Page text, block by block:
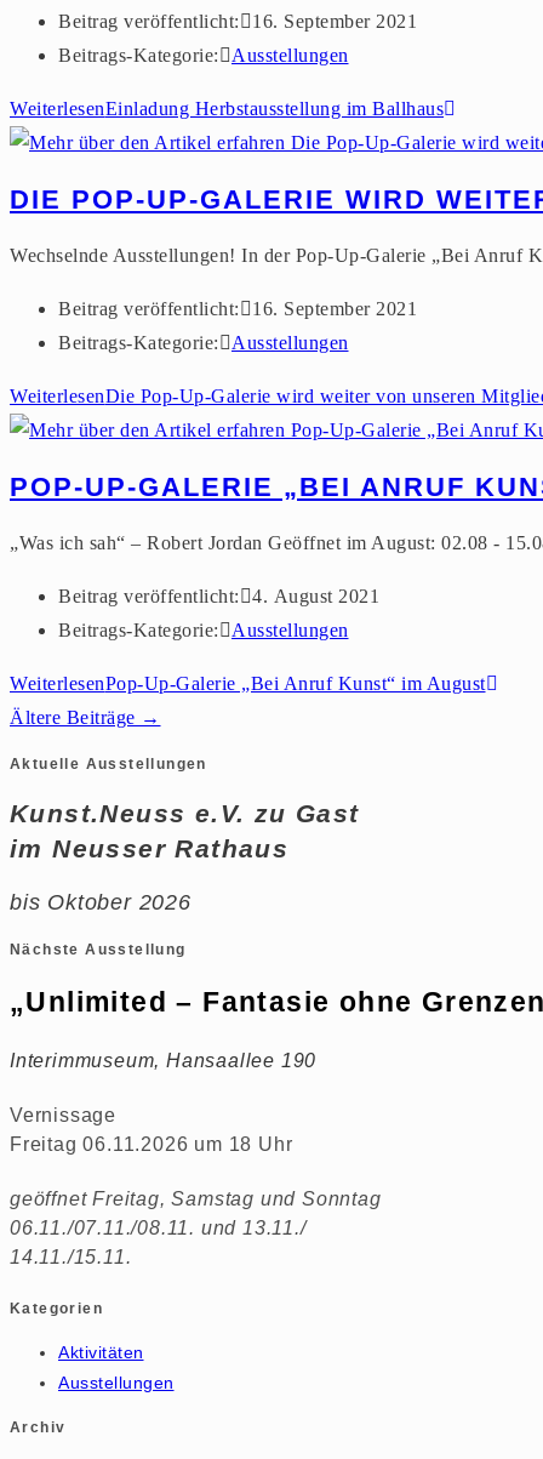
Beitrag veröffentlicht:
16. September 2021
Beitrags-Kategorie:
Ausstellungen
WeiterlesenEinladung Herbstausstellung im Ballhaus
DIE POP-UP-GALERIE WIRD
Wechselnde Ausstellungen! In der Pop-Up-Galerie „Bei Anruf
Beitrag veröffentlicht:
16. September 2021
Beitrags-Kategorie:
Ausstellungen
WeiterlesenDie Pop-Up-Galerie wird weiter von unseren
POP-UP-GALERIE „BEI ANRUF
„Was ich sah“ – Robert Jordan Geöffnet im August: 02.08 -
Beitrag veröffentlicht:
4. August 2021
Beitrags-Kategorie:
Ausstellungen
WeiterlesenPop-Up-Galerie „Bei Anruf Kunst“ im August
Ältere Beiträge →
Aktuelle Ausstellungen
Kunst.Neuss e.V. zu Gast
im Neusser Rathaus
bis Oktober 2026
Nächste Ausstellung
„Unlimited – Fantasie ohne
Interimmuseum, Hansaallee 190
Vernissage
Freitag 06.11.2026 um 18 Uhr
geöffnet Freitag, Samstag und Sonntag
06.11./07.11./08.11. und 13.11./
14.11./15.11.
Kategorien
Aktivitäten
Ausstellungen
Archiv